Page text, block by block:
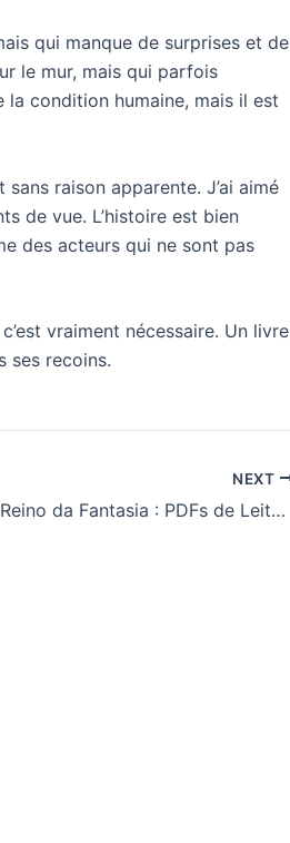
qui manque de surprises et de
le mur, mais qui parfois
condition humaine, mais il est
raison apparente. J’ai aimé
de vue. L’histoire est bien
des acteurs qui ne sont pas
vraiment nécessaire. Un livre
ses recoins.
NEXT
No Reino da Fantasia : PDFs de Leitura Grátis